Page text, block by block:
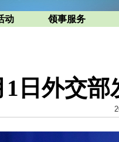
动 领事服务
1日外交